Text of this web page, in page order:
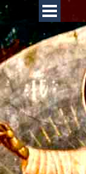
Перейти к контенту